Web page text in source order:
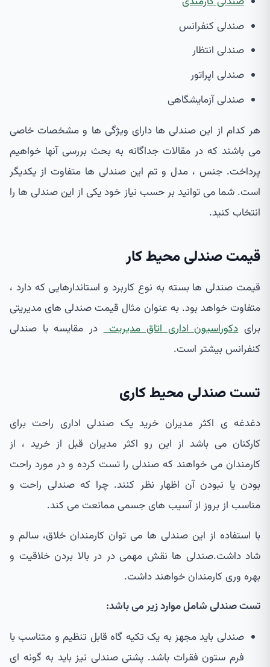
صندلی کنفرانس
صندلی انتظار
صندلی اپراتور
صندلی آزمایشگاهی
هر کدام از این صندلی ها دارای ویژگی ها و مشخصات خاصی
می باشند که در مقالات جداگانه به بحث بررسی آنها خواهیم
پرداخت. جنس ، مدل و تم این صندلی ها متفاوت از یکدیگر
است. شما می توانید بر حسب نیاز خود یکی از این صندلی ها را
انتخاب کنید.
قیمت صندلی محیط کار
قیمت صندلی ها بسته به نوع کاربرد و استاندارهایی که دارد ،
متفاوت خواهد بود. به عنوان مثال قیمت صندلی های مدیریتی
برایدکوراسیون اداری اتاق مدیریتدر مقایسه با صندلی
کنفرانس بیشتر است.
تست صندلی محیط کاری
دغدغه ی اکثر مدیران خرید یک صندلی اداری راحت برای
کارکنان می باشد از این رو اکثر مدیران قبل از خرید ، از
کارمندان می خواهند که صندلی را تست کرده و در مورد راحت
بودن یا نبودن آن اظهار نظر کنند. چرا که صندلی راحت و
مناسب از بروز از آسیب های جسمی ممانعت می کند.
با استفاده از این صندلی ها می توان کارمندان خلاق، سالم و
شاد داشت.صندلی ها نقش مهمی در در بالا بردن خلاقیت و
بهره وری کارمندان خواهند داشت.
تست صندلی شامل موارد زیر می باشد:
صندلی باید مجهز به یک تکیه گاه قابل تنظیم و متناسب با
فرم ستون فقرات باشد. پشتی صندلی نیز باید به گونه ای